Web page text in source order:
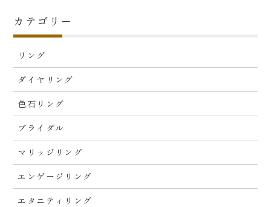
カテゴリー
リング
ダイヤリング
色石リング
ブライダル
マリッジリング
エンゲージリング
エタニティリング